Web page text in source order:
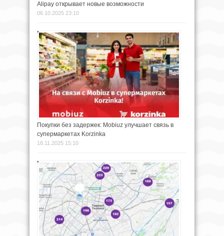
Alipay открывает новые возможности
06.10.2025 23:10
Покупки без задержек: Mobiuz улучшает связь в
супермаркетах Korzinka
18.11.2025 15:10